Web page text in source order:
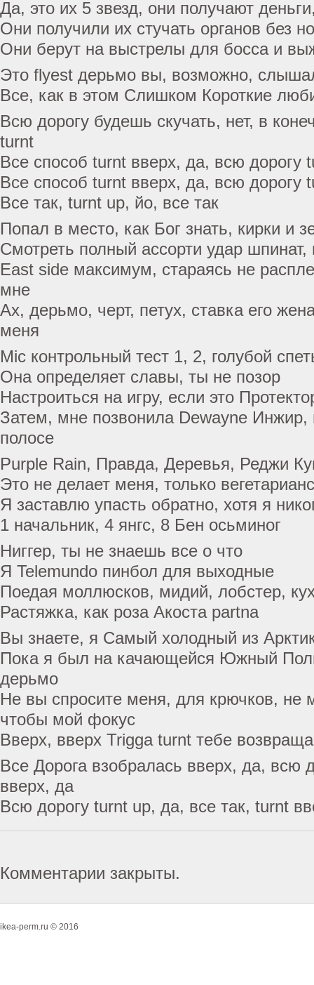
Да, это их 5 звезд, они получают
Они получили их стучать органов без
Они берут на выстрелы для босса и
Это flyest дерьмо вы, возможно,
Все, как в этом Слишком Короткие
Всю дорогу будешь скучать, нет, в
turnt
Все способ turnt вверх, да, всю дорогу
Все способ turnt вверх, да, всю дорогу
Все так, turnt up, йо, все так
Попал в место, как Бог знать, кирки и
Смотреть полный ассорти удар шпинат,
East side максимум, стараясь не
мне
Ах, дерьмо, черт, петух, ставка его
меня
Mic контрольный тест 1, 2, голубой
Она определяет славы, ты не позор
Настроиться на игру, если это
Затем, мне позвонила Dewayne Инжир,
полосе
Purple Rain, Правда, Деревья, Реджи
Это не делает меня, только
Я заставлю упасть обратно, хотя я
1 начальник, 4 янгс, 8 Бен осьминог
Ниггер, ты не знаешь все о что
Я Telemundo пинбол для выходные
Поедая моллюсков, мидий, лобстер,
Растяжка, как роза Акоста partna
Вы знаете, я Самый холодный из
Пока я был на качающейся Южный
дерьмо
Не вы спросите меня, для крючков, не
чтобы мой фокус
Вверх, вверх Trigga turnt тебе
Все Дорога взобралась вверх, да, всю
вверх, да
Всю дорогу turnt up, да, все так, turnt
Комментарии закрыты.
ikea-perm.ru © 2016